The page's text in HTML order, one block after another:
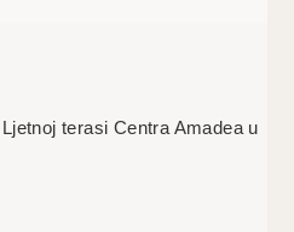
terasi Centra Amadea u